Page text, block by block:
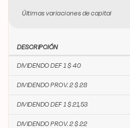
Últimas variaciones de capital
DESCRIPCIÓN
DIVIDENDO DEF 1 $ 40
DIVIDENDO PROV. 2 $ 28
DIVIDENDO DEF 1 $ 21,53
DIVIDENDO PROV. 2 $ 22